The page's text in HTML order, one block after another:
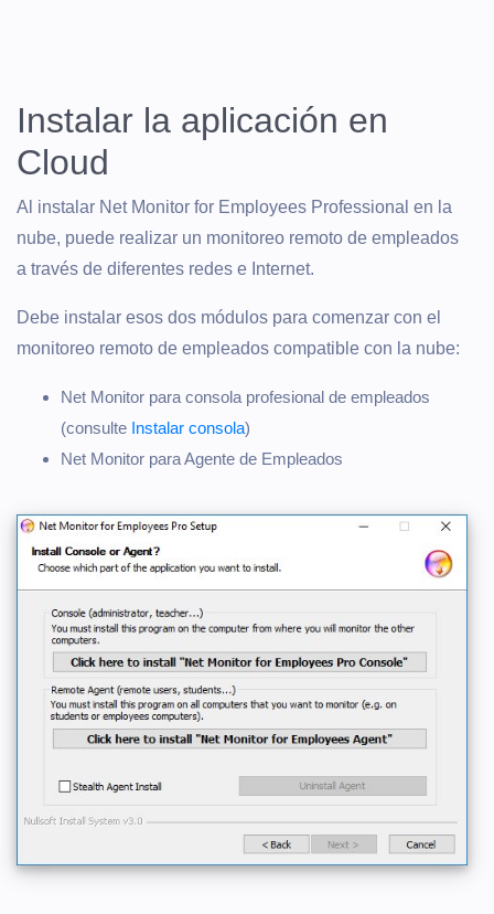
Instalar la aplicación en
Cloud
Al instalar Net Monitor for Employees Professional en la
nube, puede realizar un monitoreo remoto de empleados
a través de diferentes redes e Internet.
Debe instalar esos dos módulos para comenzar con el
monitoreo remoto de empleados compatible con la nube:
Net Monitor para consola profesional de empleados
(consulte Instalar consola)
Net Monitor para Agente de Empleados